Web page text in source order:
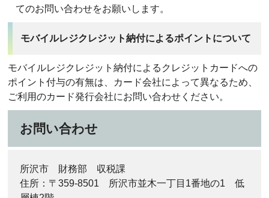
てのお問い合わせをお願いします。
モバイルレジクレジット納付によるポイントについて
モバイルレジクレジット納付によるクレジットカードへの
ポイント付与の有無は、カード会社によって異なるため、
ご利用のカード発行会社にお問い合わせください。
お問い合わせ
所沢市 財務部 収税課
住所：〒359-8501 所沢市並木一丁目1番地の1 低